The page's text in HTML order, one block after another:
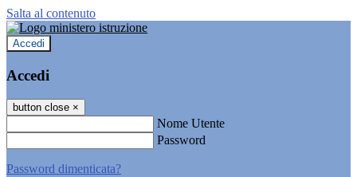
Salta al contenuto
Accedi
Accedi
button close ×
Nome Utente
Password
Password dimenticata?